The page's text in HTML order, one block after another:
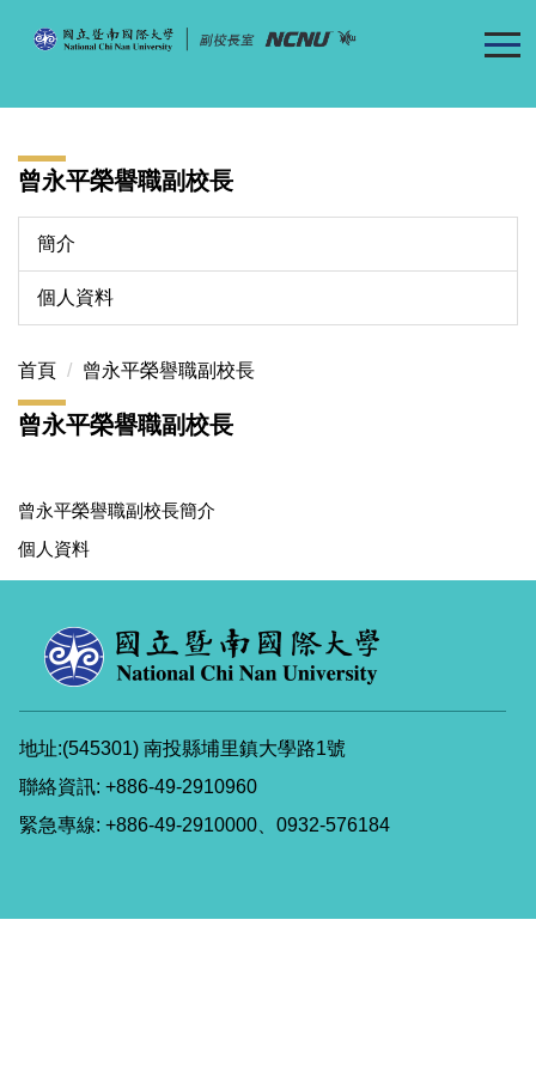
要
容
區
曾永平榮譽職副校長
簡介
個人資料
首頁 曾永平榮譽職副校長
曾永平榮譽職副校長
曾永平榮譽職副校長簡介
個人資料
地址:(545301) 南投縣埔里鎮大學路1號
聯絡資訊: +886-49-2910960
緊急專線: +886-49-2910000、0932-576184